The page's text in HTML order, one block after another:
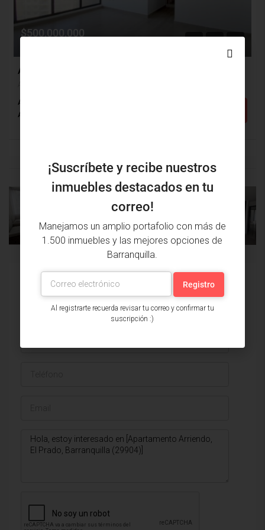
$500,000,000
Alcobas: 3
Apartamento
PROPIEDAD
PRÓXIMA
PROPIEDAD
Issa Saieh Inmobiliaria
Ver listados
¡Suscríbete y recibe nuestros
inmuebles destacados en tu
correo!
Manejamos un amplio portafolio con más de
1.500 inmuebles y las mejores opciones de
Barranquilla.
Al registrarte recuerda revisar tu correo y confirmar tu
suscripción :)